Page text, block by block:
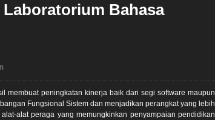
Bahasa
membuat peningkatan kinerja baik dari segi software maupun
Fungsional Sistem dan menjadikan perangkat yang lebih
alat peraga yang memungkinkan penyampaian pendidikan